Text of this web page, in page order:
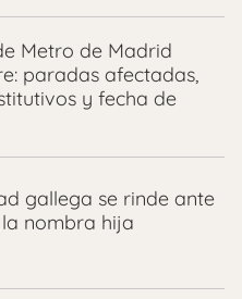
Metro de Madrid
paradas afectadas,
y fecha de
gallega se rinde ante
nombra hija